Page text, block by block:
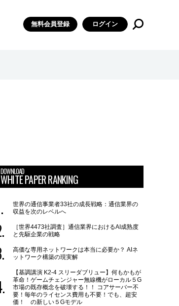
無料会員登録 ログイン
DOWNLOAD
WHITE PAPER RANKING
世界の通信事業者33社の成長戦略：通信業界の
収益を次のレベルへ
［世界4473社調査］通信業界におけるAI成熟度
と先駆企業の戦略
高価な専用ネットワークは本当に必要か？ AIネ
ットワーク構築の現実解
【基調講演 K2-4 スリーダブリュー】何もかもが
革命！ゲームチェンジャー無線機がローカル５G
市場の既存概念を破壊する！！ コアサーバー不
要！毎年のライセンス費用も不要！でも、超安
価！ の新しい５Gモデル